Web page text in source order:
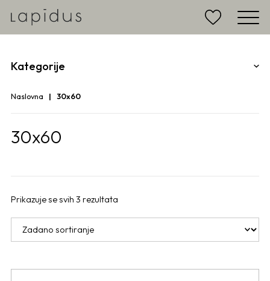
Kategorije
Naslovna 30x60
30x60
Prikazuje se svih 3 rezultata